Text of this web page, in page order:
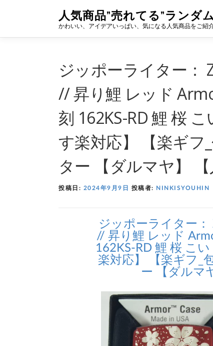
人気商品”売れてる”ランダ
かわいい、アイデアいっぱい、気になる人気商品をご紹
ジッポーライター：
// 昇り鯉 レッド
刻 162KS-RD 鯉 桜
す楽対応】 【楽ギフ
ター 【ダルマヤ】
投稿日: 2024年9月9日 投稿者: NINKISYOUHIN
ジッポーライター
// 昇り鯉 レッド
162KS-RD 鯉 桜 こ
楽対応】 【楽ギフ_
ー 【ダルマ